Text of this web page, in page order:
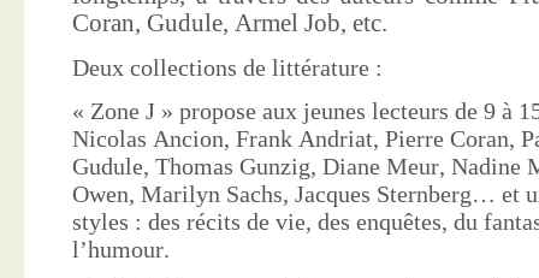
Coran, Gudule, Armel Job, etc.
Deux collections de littérature :
« Zone J » propose aux jeunes lecteurs de 9 à
Nicolas Ancion, Frank Andriat, Pierre Coran,
Gudule, Thomas Gunzig, Diane Meur, Nadine
Owen, Marilyn Sachs, Jacques Sternberg… et
styles : des récits de vie, des enquêtes, du
l’humour.